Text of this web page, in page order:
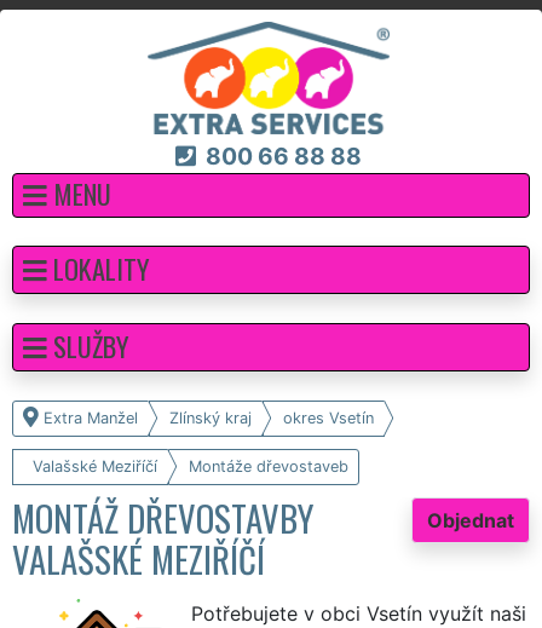
800 66 88 88
MENU
Extra Manžel Zlínský kraj okres Vsetín
Valašské Meziříčí Montáže dřevostaveb
Objednat
MONTÁŽ DŘEVOSTAVBY
VALAŠSKÉ MEZIŘÍČÍ
Potřebujete v obci Vsetín využít naši
LOKALITY
SLUŽBY